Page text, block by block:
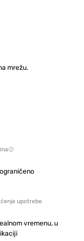
mrežu.
upotrebe
vremenu, u